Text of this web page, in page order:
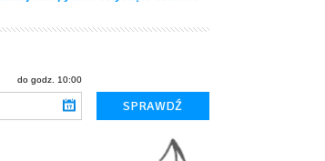
do godz. 10:00